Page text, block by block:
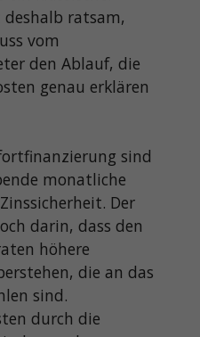
ratsam,
vom
den Ablauf, die
genau erklären
sind
monatliche
Der
darin, dass den
höhere
die an das
sind.
durch die